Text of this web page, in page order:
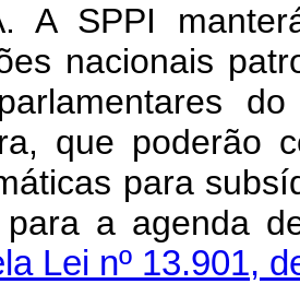
A SPPI
nacionais
que poderão
para
para a agenda
Lei nº 13.901,